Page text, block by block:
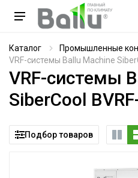
Каталог
Промышленные
VRF-системы Ballu Machine
VRF-системы
SiberCool
Подбор товаров